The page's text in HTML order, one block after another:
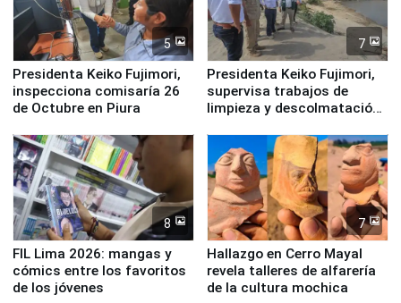
5
Presidenta Keiko Fujimori,
inspecciona comisaría 26
de Octubre en Piura
7
Presidenta Keiko Fujimori,
supervisa trabajos de
limpieza y descolmatación
8
FIL Lima 2026: mangas y
cómics entre los favoritos
de los jóvenes
7
Hallazgo en Cerro Mayal
revela talleres de alfarería
de la cultura mochica